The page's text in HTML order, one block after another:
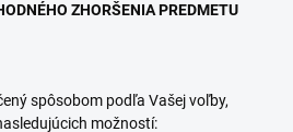
ZHORŠENIA PREDMETU
spôsobom podľa Vašej voľby,
možností: